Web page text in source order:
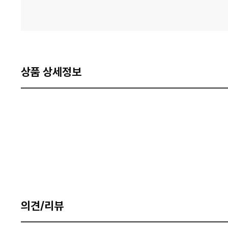
상품 상세정보
의견/리뷰